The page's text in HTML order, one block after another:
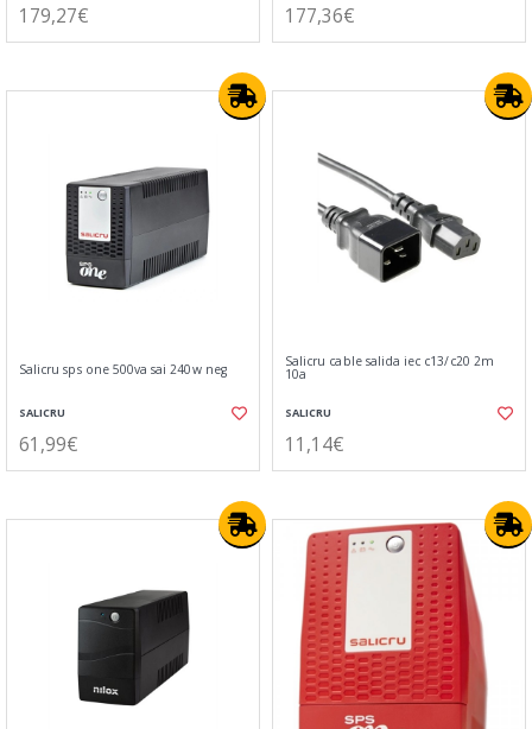
179,27€ 177,36€
Salicru sps one 500va sai 240w neg
SALICRU
61,99€
Salicru cable salida iec c13/c20 2m
10a
SALICRU
11,14€